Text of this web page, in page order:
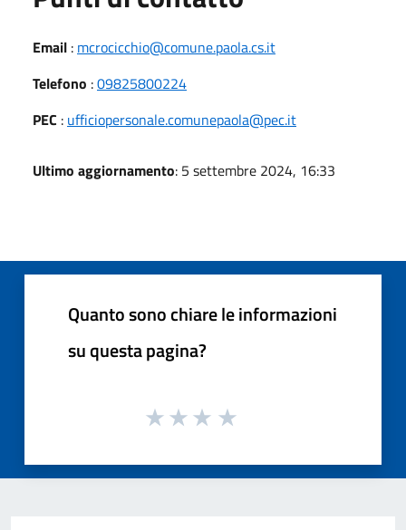
Email : mcrocicchio@comune.paola.cs.it
Telefono :09825800224
PEC : ufficiopersonale.comunepaola@pec.it
Ultimo aggiornamento: 5 settembre 2024, 16:33
Quanto sono chiare le informazioni
su questa pagina?